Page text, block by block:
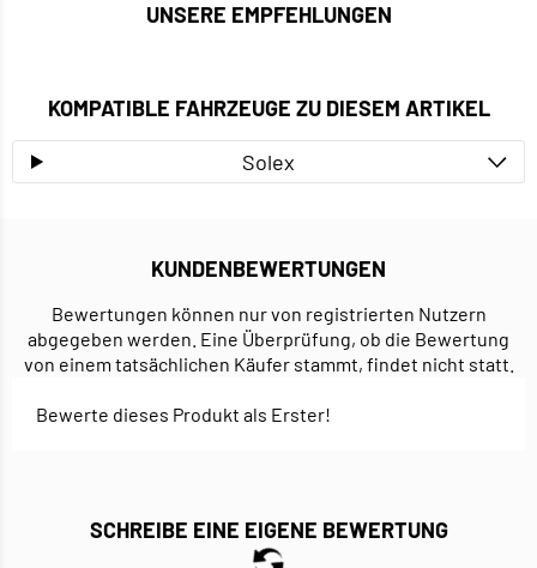
UNSERE EMPFEHLUNGEN
KOMPATIBLE FAHRZEUGE ZU DIESEM ARTIKEL
Solex
KUNDENBEWERTUNGEN
Bewertungen können nur von registrierten Nutzern
abgegeben werden. Eine Überprüfung, ob die Bewertung
von einem tatsächlichen Käufer stammt, findet nicht statt.
Bewerte dieses Produkt als Erster!
SCHREIBE EINE EIGENE BEWERTUNG